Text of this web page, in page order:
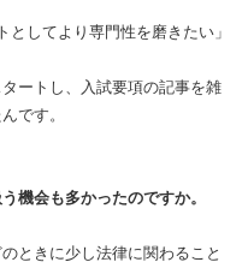
してより専門性を磨きたい」
ートし、入試要項の記事を雑
です。
機会も多かったのですか。
ときに少し法律に関わること